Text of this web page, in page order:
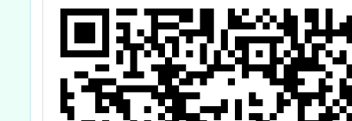
師數
培力
式AI